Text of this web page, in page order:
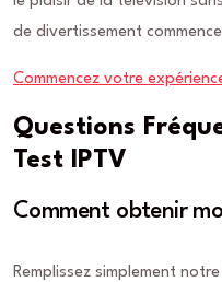
de divertissement
Commencez votre
Questions
Test IPTV
Comment obtenir
Remplissez simplement